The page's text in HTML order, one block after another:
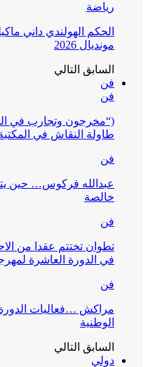
رياضة
الحكم الهولندي داني
مونديال 2026
السابق التالي
فن
فن
(“مخرجون وتجارب في
طاولة النقاش في
فن
عبدالله فركوس… حين
خالصة
فن
تطوان تختتم عقدا من
في الدورة العاشرة
فن
مراكش …فعاليات الدورة
الوطنية
السابق التالي
دولي